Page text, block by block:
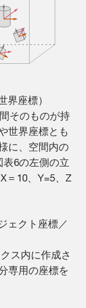
界座標）
そのものが持
世界座標とも
に、空間内の
6の左側の立
＝10、Y=5、Z
ェクト座標／
ス内に作成さ
専用の座標を